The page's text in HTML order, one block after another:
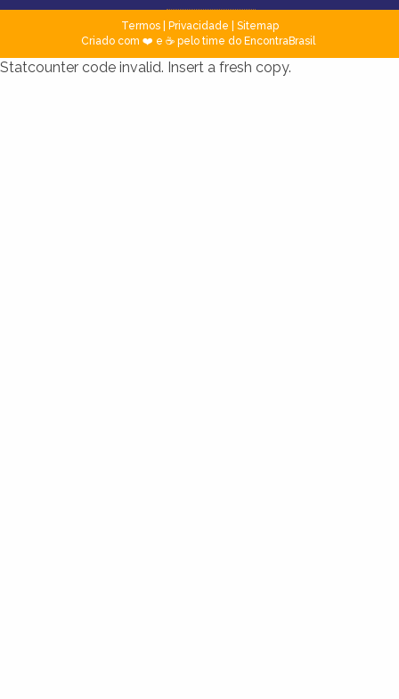
Termos| Privacidade
Sitemap
Criado com ❤️ e ☕ pelo time do EncontraBrasil
Statcounter code invalid. Insert a fresh copy.